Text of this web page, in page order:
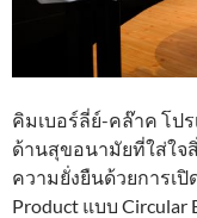
คิมเบอร์ลี่ย์-คล๊าค โป
ด้านสุขอนามัยที่ใส่ใจ
ความยั่งยืนด้วยการเ
Product แบบ Circular